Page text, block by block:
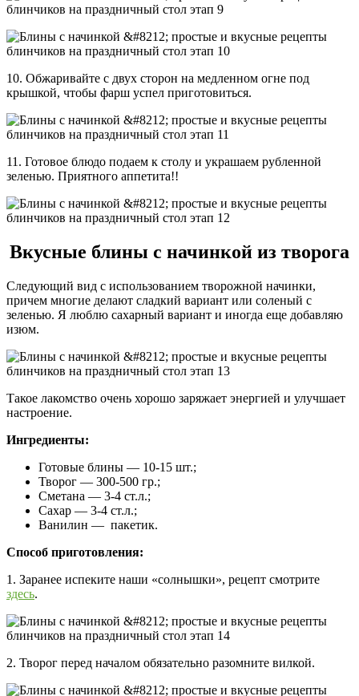
10. Обжаривайте с двух сторон на медленном огне под
крышкой, чтобы фарш успел приготовиться.
11. Готовое блюдо подаем к столу и украшаем рубленной
зеленью. Приятного аппетита!!
Вкусные блины с начинкой из творога
Следующий вид с использованием творожной начинки,
причем многие делают сладкий вариант или соленый с
зеленью. Я люблю сахарный вариант и иногда еще добавляю
изюм.
Такое лакомство очень хорошо заряжает энергией и улучшает
настроение.
Ингредиенты:
Готовые блины — 10-15 шт.;
Творог — 300-500 гр.;
Сметана — 3-4 ст.л.;
Сахар — 3-4 ст.л.;
Ванилин — пакетик.
Способ приготовления:
1. Заранее испеките наши «солнышки», рецепт смотрите
здесь.
2. Творог перед началом обязательно разомните вилкой.